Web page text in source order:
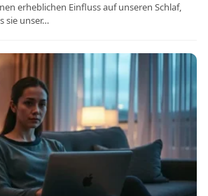
erheblichen Einfluss auf unseren Schlaf,
sie unser…